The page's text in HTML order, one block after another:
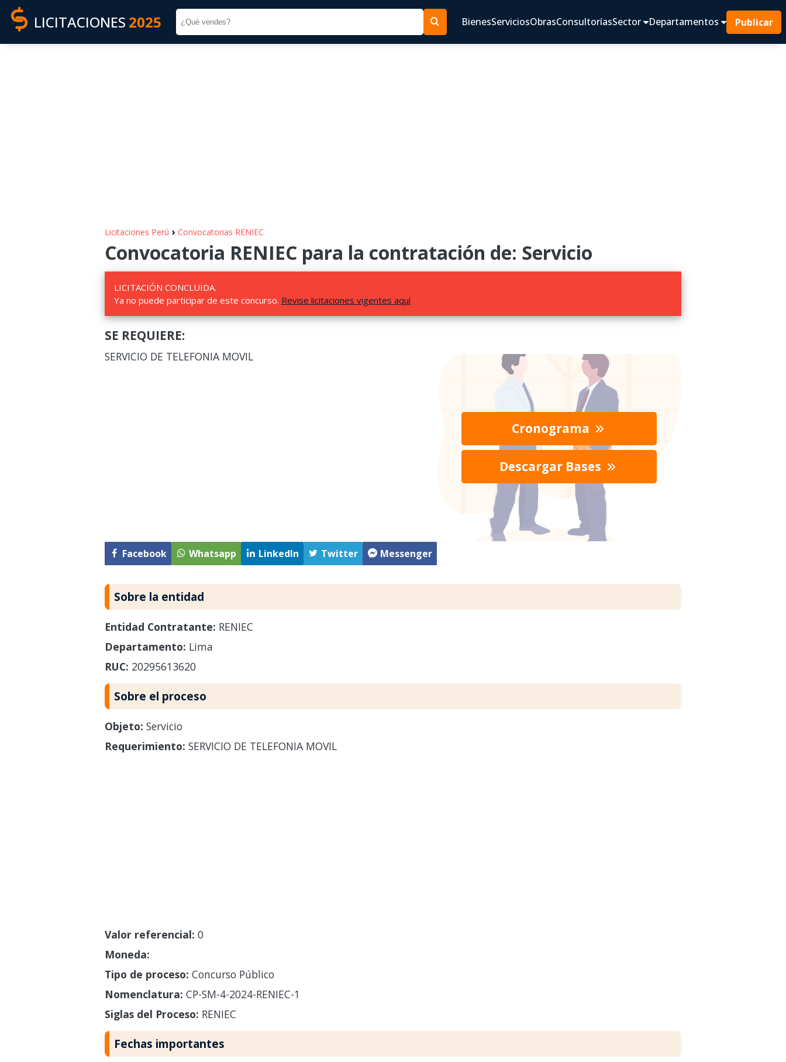
LICITACIONES 2025 BienesServiciosObrasConsultoríasSector Departamentos Publicar
Licitaciones Perú › Convocatorias RENIEC
Convocatoria RENIEC para la contratación de: Servicio
LICITACIÓN CONCLUIDA.
Ya no puede participar de este concurso. Revise licitaciones vigentes aquí
SE REQUIERE:
SERVICIO DE TELEFONIA MOVIL
Facebook Whatsapp LinkedIn Twitter Messenger
Cronograma
Descargar Bases
Sobre la entidad
Entidad Contratante: RENIEC
Departamento: Lima
RUC: 20295613620
Sobre el proceso
Objeto: Servicio
Requerimiento: SERVICIO DE TELEFONIA MOVIL
Valor referencial: 0
Moneda:
Tipo de proceso: Concurso Público
Nomenclatura: CP-SM-4-2024-RENIEC-1
Siglas del Proceso: RENIEC
Fechas importantes